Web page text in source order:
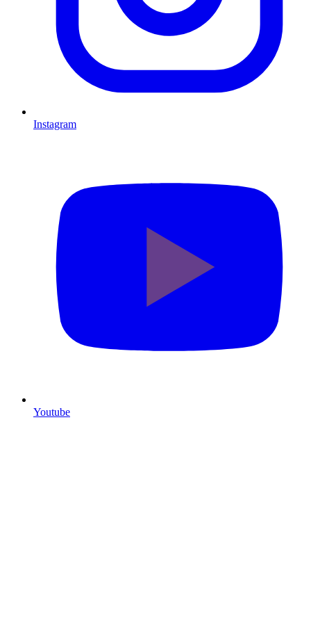
Instagram
Youtube